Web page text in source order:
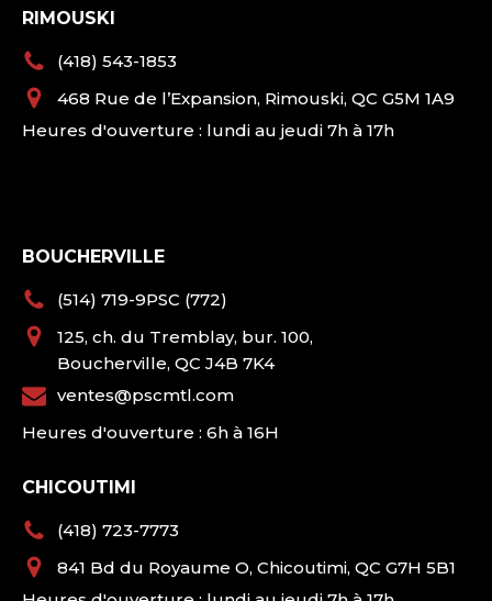
RIMOUSKI
(418) 543-1853
468 Rue de l’Expansion, Rimouski, QC G5M 1A9
Heures d'ouverture : lundi au jeudi 7h à 17h
BOUCHERVILLE
(514) 719-9PSC (772)
125, ch. du Tremblay, bur. 100,
Boucherville, QC J4B 7K4
ventes@pscmtl.com
Heures d'ouverture : 6h à 16H
CHICOUTIMI
(418) 723-7773
841 Bd du Royaume O, Chicoutimi, QC G7H 5B1